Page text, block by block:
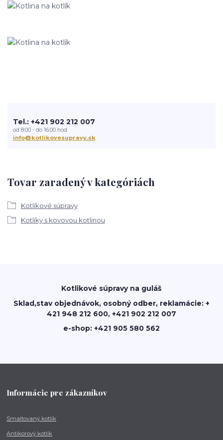
Tovar zaradený v kategóriách
Kotlíkové súpravy
Kotlíky s kovovou kotlinou
Tel.: +421 902 212 007
od 8:00 - do 16:00 hod
info@kotlikovesupravy.sk
Kotlikové súpravy na guláš
Sklad,stav objednávok, osobný odber, reklamácie: +
421 948 212 600, +421 902 212 007
e-shop: +421 905 580 562
Informácie pre zákazníkov
Smaltovaný kotlík
Antikorový kotlík